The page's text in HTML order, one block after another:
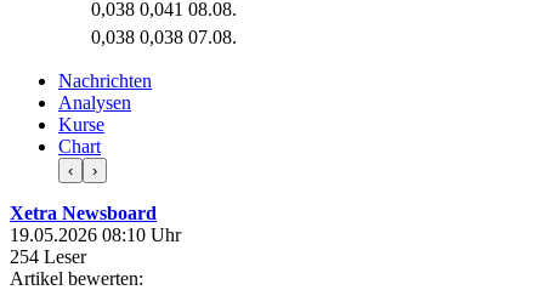
0,038 0,041 08.08.
0,038 0,038 07.08.
Nachrichten
Analysen
Kurse
Chart
‹ ›
Xetra Newsboard
19.05.2026 08:10 Uhr
254 Leser
Artikel bewerten: